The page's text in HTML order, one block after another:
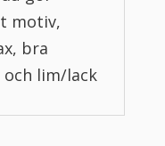
motiv,
bra
och lim/lack